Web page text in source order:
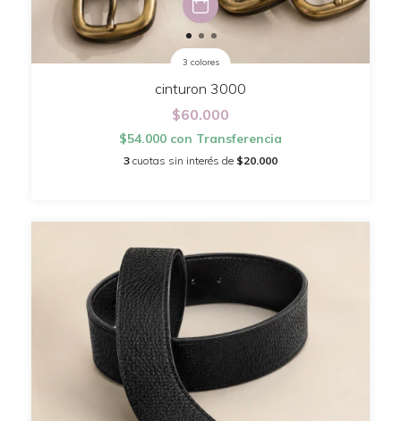
3 colores
cinturon 3000
$60.000
$54.000 con Transferencia
3 cuotas sin interés de $20.000